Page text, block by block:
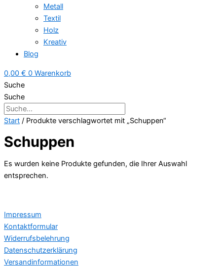
Metall
Textil
Holz
Kreativ
Blog
0,00 € 0 Warenkorb
Suche
Suche
Start / Produkte verschlagwortet mit „Schuppen“
Schuppen
Es wurden keine Produkte gefunden, die Ihrer Auswahl
entsprechen.
Impressum
Kontaktformular
Widerrufsbelehrung
Datenschutzerklärung
Versandinformationen